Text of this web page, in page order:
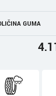
GUMA